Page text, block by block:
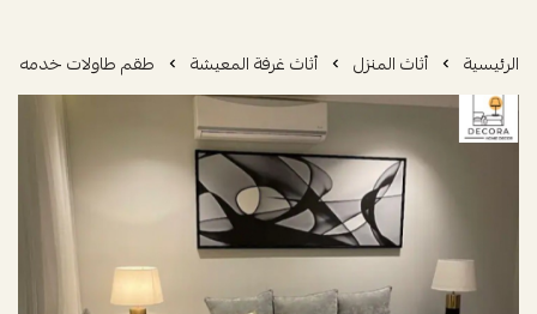
الرئيسية أثاث المنزل أثاث غرفة المعيشة طقم طاولات خدمه